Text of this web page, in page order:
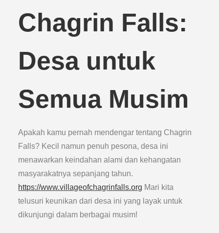
Chagrin Falls:
Desa untuk
Semua Musim
Apakah kamu pernah mendengar tentang Chagrin
Falls? Kecil namun penuh pesona, desa ini
menawarkan keindahan alami dan kehangatan
masyarakatnya sepanjang tahun.
https://www.villageofchagrinfalls.org Mari kita
telusuri keunikan dari desa ini yang layak untuk
dikunjungi dalam berbagai musim!